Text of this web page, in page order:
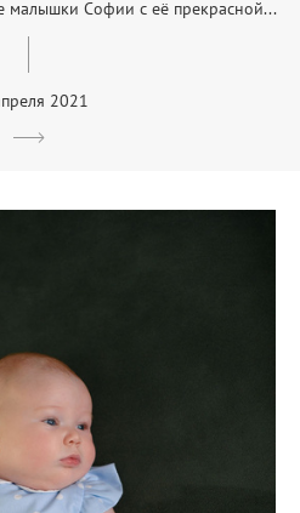
малышки Софии с её прекрасной...
2021